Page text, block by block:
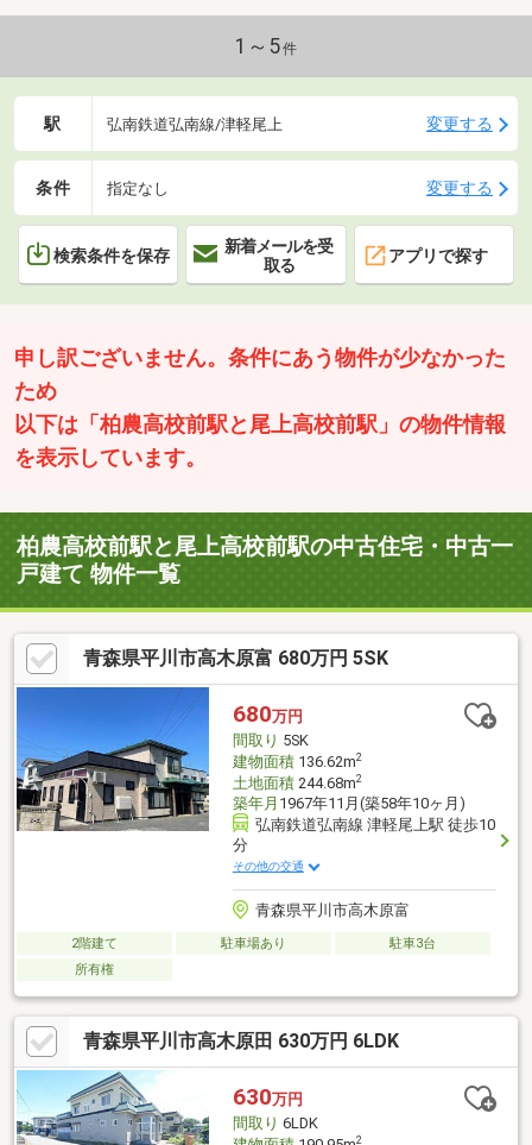
1～5件
駅 弘南鉄道弘南線/津軽尾上 変更する
条件 指定なし 変更する
検索条件を保存
新着メールを受
取る
アプリで探す
申し訳ございません。条件にあう物件が少なかった
ため
以下は「柏農高校前駅と尾上高校前駅」の物件情報
を表示しています。
柏農高校前駅と尾上高校前駅の中古住宅・中古一
戸建て 物件一覧
青森県平川市高木原富 680万円 5SK
680万円
間取り 5SK
建物面積136.62m2
土地面積244.68m2
築年月 1967年11月(築58年10ヶ月)
弘南鉄道弘南線 津軽尾上駅 徒歩10
分
その他の交通
青森県平川市高木原富
2階建て 駐車場あり
駐車3台
所有権
青森県平川市高木原田 630万円 6LDK
630万円
間取り 6LDK
2